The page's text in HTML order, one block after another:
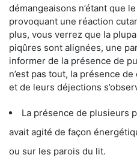
démangeaisons n’étant que
provoquant une réaction
plus, vous verrez que la
piqûres sont alignées, une
informer de la présence de
n’est pas tout, la présence
et de leurs déjections
La présence de plusieurs
avait agité de façon
ou sur les parois du lit.